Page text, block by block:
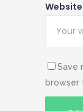
Website
Save
browser